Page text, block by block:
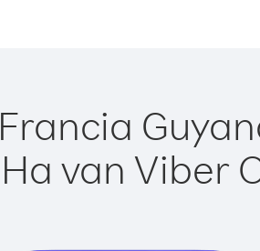
Francia
Ha van Viber